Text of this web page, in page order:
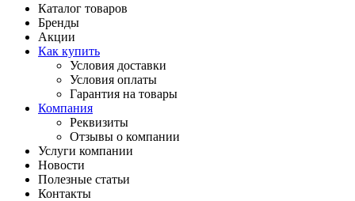
Каталог товаров
Бренды
Акции
Как купить
Условия доставки
Условия оплаты
Гарантия на товары
Компания
Реквизиты
Отзывы о компании
Услуги компании
Новости
Полезные статьи
Контакты